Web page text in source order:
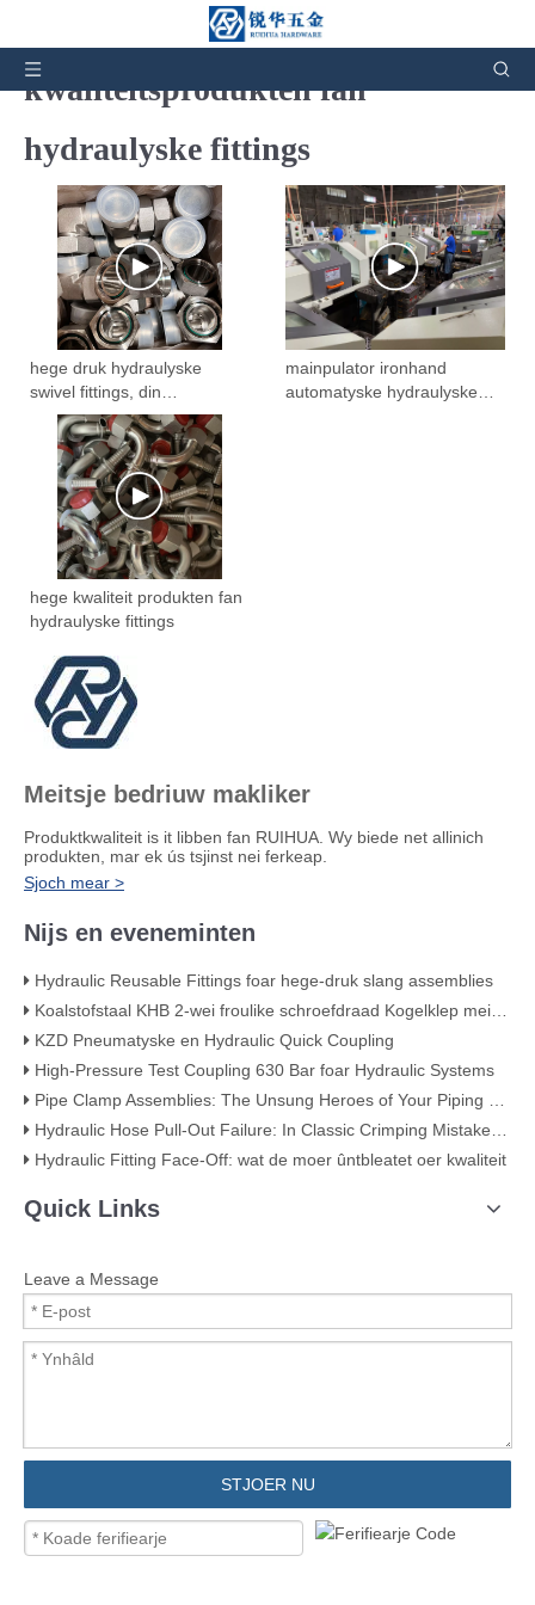
Fideo's fan hege
kwaliteitsprodukten fan
hydraulyske fittings
hege druk hydraulyske
swivel fittings, din
hydraulyske adapters
mainpulator ironhand
automatyske hydraulyske
hege kwaliteit produkten fan
hydraulyske fittings
Meitsje bedriuw makliker
Produktkwaliteit is it libben fan RUIHUA. Wy biede net allinich
produkten, mar ek ús tsjinst nei ferkeap.
Sjoch mear >
Nijs en eveneminten
Hydraulic Reusable Fittings foar hege-druk slang assemblies
Koalstofstaal KHB 2-wei froulike schroefdraad Kogelklep mei hege druk - KHB-G3/4
KZD Pneumatyske en Hydraulic Quick Coupling
High-Pressure Test Coupling 630 Bar foar Hydraulic Systems
Pipe Clamp Assemblies: The Unsung Heroes of Your Piping System
Hydraulic Hose Pull-Out Failure: In Classic Crimping Mistake (mei fisueel bewiis)
Hydraulic Fitting Face-Off: wat de moer ûntbleatet oer kwaliteit
Quick Links
Leave a Message
STJOER NU